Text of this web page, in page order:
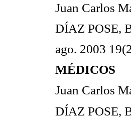
Juan Carlos
DÍAZ POSE,
ago. 2003
MÉDICOS
Juan Carlos
DÍAZ POSE,